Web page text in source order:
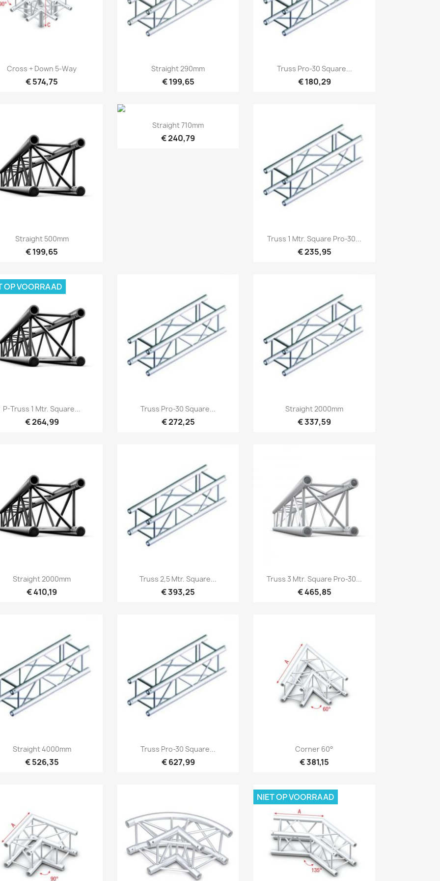
Snel bekijken
Cross + Down 5-Way
€ 574,75
Snel bekijken
Straight 290mm
€ 199,65
Snel bekijken
Truss Pro-30 Square...
€ 180,29
Snel bekijken
Straight 500mm
€ 199,65
Snel bekijken
Straight 710mm
€ 240,79
Snel bekijken
Truss 1 Mtr. Square Pro-30...
€ 235,95
Snel bekijken
P-Truss 1 Mtr. Square...
€ 264,99
OP VOORRAAD
Snel bekijken
Truss Pro-30 Square...
€ 272,25
Snel bekijken
Straight 2000mm
€ 337,59
Snel bekijken
Straight 2000mm
€ 410,19
 Snel bekijken
Truss 2,5 Mtr. Square...
€ 393,25
Snel bekijken
Truss 3 Mtr. Square Pro-30...
€ 465,85
Snel bekijken
Straight 4000mm
€ 526,35
Snel bekijken
Truss Pro-30 Square...
€ 627,99
Snel bekijken
Corner 60°
€ 381,15
NIET OP VOORRAAD